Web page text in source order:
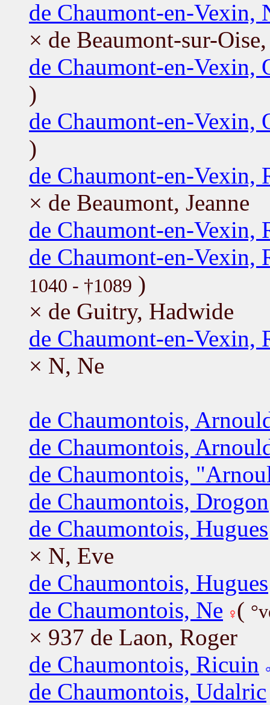
de Chaumont-en-Vexin,
× de Beaumont-sur-
de Chaumont-en-Vexin,
)
de Chaumont-en-Vexin,
)
de Chaumont-en-Vexin,
× de Beaumont, Jeanne
de Chaumont-en-Vexin,
de Chaumont-en-Vexin,
1040 - †1089 )
× de Guitry, Hadwide
de Chaumont-en-Vexin,
× N, Ne
de Chaumontois,
de Chaumontois,
de Chaumontois,
de Chaumontois, Drogon
de Chaumontois, Hugues
× N, Eve
de Chaumontois, Hugues
de Chaumontois, Ne (
× 937 de Laon, Roger
de Chaumontois, Ricuin
de Chaumontois, Udalric